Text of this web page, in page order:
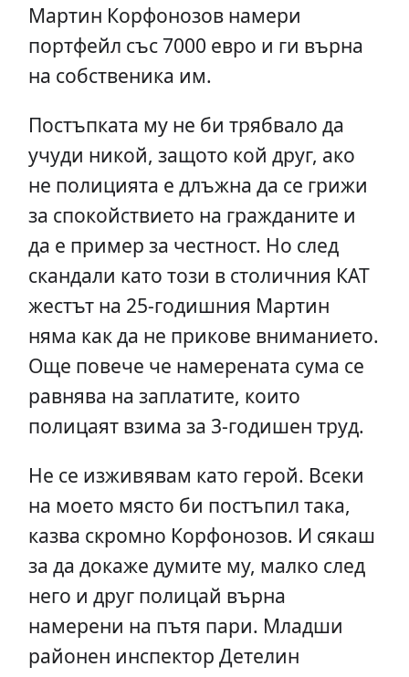
Мартин Корфонозов намери
портфейл със 7000 евро и ги върна
на собственика им.
Постъпката му не би трябвало да
учуди никой, защото кой друг, ако
не полицията е длъжна да се грижи
за спокойствието на гражданите и
да е пример за честност. Но след
скандали като този в столичния КАТ
жестът на 25-годишния Мартин
няма как да не прикове вниманието.
Още повече че намерената сума се
равнява на заплатите, които
полицаят взима за 3-годишен труд.
Не се изживявам като герой. Всеки
на моето място би постъпил така,
казва скромно Корфонозов. И сякаш
за да докаже думите му, малко след
него и друг полицай върна
намерени на пътя пари. Младши
районен инспектор Детелин